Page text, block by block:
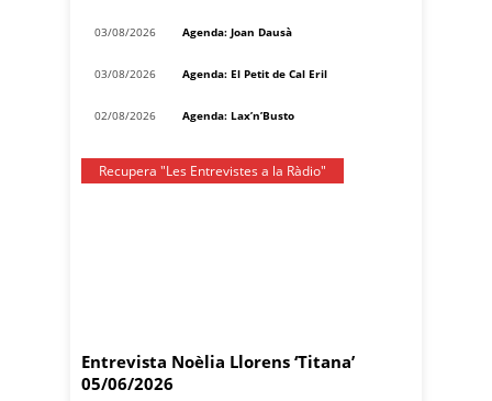
03/08/2026 Agenda: Joan Dausà
03/08/2026 Agenda: El Petit de Cal Eril
02/08/2026 Agenda: Lax’n’Busto
Recupera "Les Entrevistes a la Ràdio"
Entrevista Noèlia Llorens ‘Titana’
05/06/2026